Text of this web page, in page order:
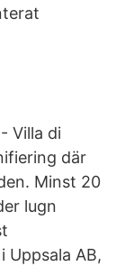
Villa di
där
Minst 20
lugn
Uppsala AB,